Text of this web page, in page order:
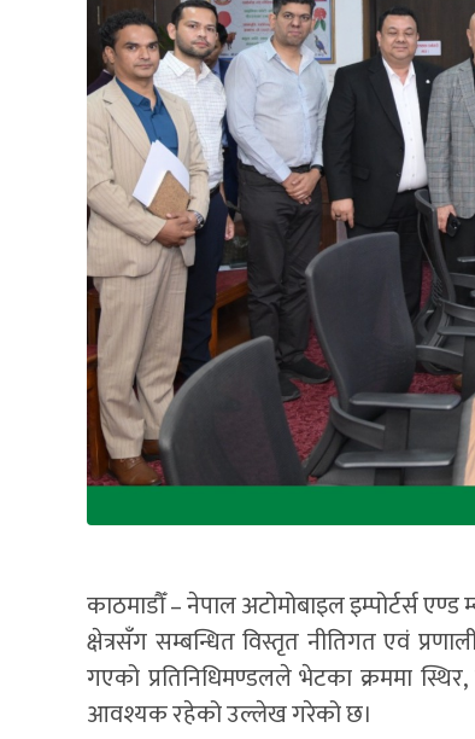
काठमाडौँ – नेपाल अटोमोबाइल इम्पोर्टर्स
क्षेत्रसँग सम्बन्धित विस्तृत नीतिगत एवं
गएको प्रतिनिधिमण्डलले भेटका क्रममा
आवश्यक रहेको उल्लेख गरेको छ।